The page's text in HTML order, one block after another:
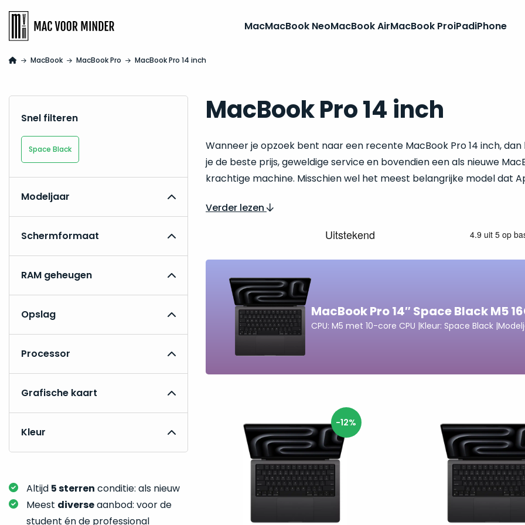
MacMacBook NeoMacBook AirMacBook ProiPadiPhone
MacBook MacBook Pro MacBook Pro 14 inch
Snel filteren
Space Black
Modeljaar
Schermformaat
RAM geheugen
Opslag
Processor
Grafische kaart
Kleur
Altijd 5 sterren conditie: als nieuw
Meest diverseaanbod: voor de
student én de professional
MacBook Pro 14 inch
Wanneer je opzoek bent naar een recente MacBook Pro 14 inch,
je de beste prijs, geweldige service en bovendien een als nieuwe
krachtige machine. Misschien wel het meest belangrijke model dat
Verder lezen
MacBook Pro 14″ Space Black M5
CPU: M5 met 10-core CPU |Kleur: Space Black |
-12%